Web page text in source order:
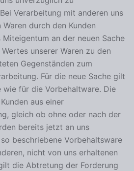
Verarbeitung mit anderen uns
durch den Kunden
an der neuen Sache
unserer Waren zu den
Gegenständen zum
Für die neue Sache gilt
wie für die Vorbehaltware. Die
aus einer
gleich ob ohne oder nach der
bereits jetzt an uns
beschriebene Vorbehaltsware
nicht von uns erhaltenen
die Abtretung der Forderung